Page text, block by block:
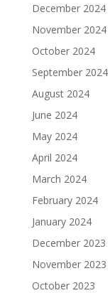
December 2024
November 2024
October 2024
September 2024
August 2024
June 2024
May 2024
April 2024
March 2024
February 2024
January 2024
December 2023
November 2023
October 2023